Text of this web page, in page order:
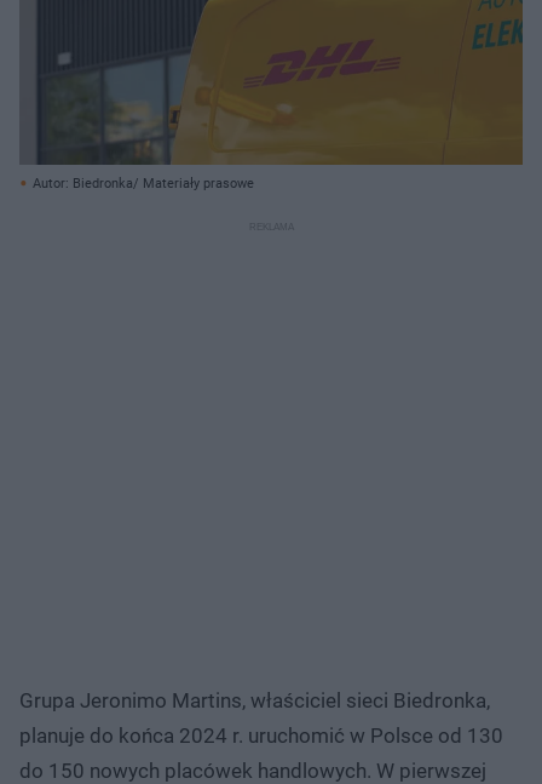
Autor: Biedronka/ Materiały prasowe
Grupa Jeronimo Martins, właściciel sieci Biedronka,
planuje do końca 2024 r. uruchomić w Polsce od 130
do 150 nowych placówek handlowych. W pierwszej